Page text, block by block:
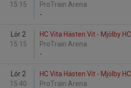
15:15
ProTrain Arena
-
Lör 2
15:15
HC Vita Hästen Vit - Mjölby HC
ProTrain Arena
-
Lör 2
15:40
HC Vita Hästen Vit - Mjölby HC
ProTrain Arena